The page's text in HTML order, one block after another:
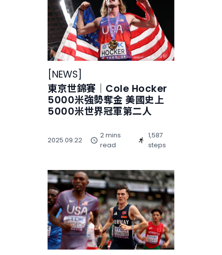
NEWS
東京世錦賽｜Cole Hocker
5000米強勢奪金 美國史上
5000米世界冠軍第二人
2025.09.22
2 mins
read
1,587
steps